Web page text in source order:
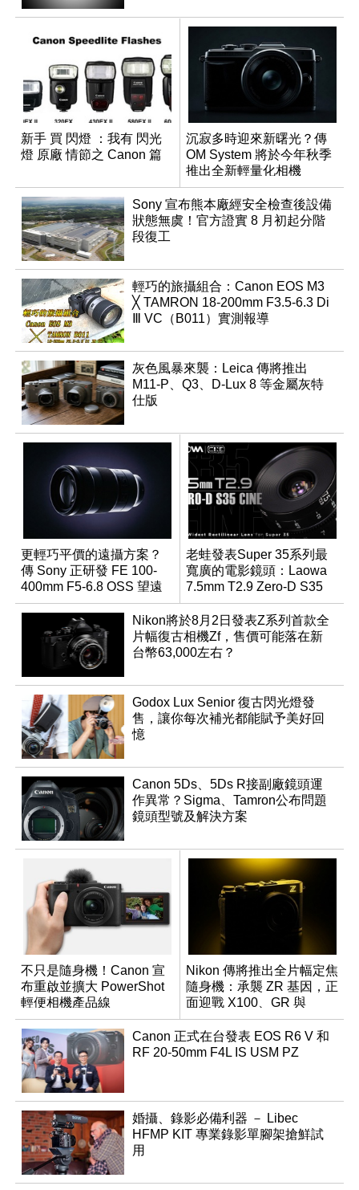
新手 買 閃燈 ：我有 閃光
燈 原廠 情節之 Canon 篇
沉寂多時迎來新曙光？傳
OM System 將於今年秋季
推出全新輕量化相機
Sony 宣布熊本廠經安全檢查後設備
狀態無虞！官方證實 8 月初起分階
段復工
輕巧的旅攝組合：Canon EOS M3
╳ TAMRON 18-200mm F3.5-6.3 Di
Ⅲ VC（B011）實測報導
灰色風暴來襲：Leica 傳將推出
M11-P、Q3、D-Lux 8 等金屬灰特
仕版
更輕巧平價的遠攝方案？
傳 Sony 正研發 FE 100-
400mm F5-6.8 OSS 望遠
變焦鏡頭
老蛙發表Super 35系列最
寬廣的電影鏡頭：Laowa
7.5mm T2.9 Zero-D S35
Cine
Nikon將於8月2日發表Z系列首款全
片幅復古相機Zf，售價可能落在新
台幣63,000左右？
Godox Lux Senior 復古閃光燈發
售，讓你每次補光都能賦予美好回
憶
Canon 5Ds、5Ds R接副廠鏡頭運
作異常？Sigma、Tamron公布問題
鏡頭型號及解決方案
不只是隨身機！Canon 宣
布重啟並擴大 PowerShot
輕便相機產品線
Nikon 傳將推出全片幅定焦
隨身機：承襲 ZR 基因，正
面迎戰 X100、GR 與
RX1R 系列
Canon 正式在台發表 EOS R6 V 和
RF 20-50mm F4L IS USM PZ
婚攝、錄影必備利器 － Libec
HFMP KIT 專業錄影單腳架搶鮮試
用